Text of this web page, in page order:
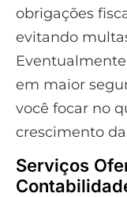
obrigações
evitando
em maior
você focar no
crescimento
Serviços